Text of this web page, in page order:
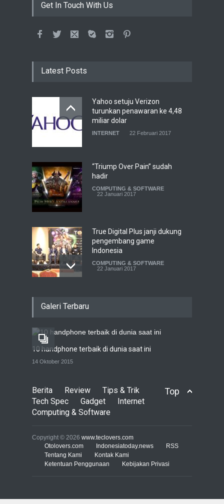
Get In Touch With Us
Latest Posts
Yahoo setuju Verizon
turunkan penawaran ke 4,48
miliar dolar
INTERNET 22 Februari 2017
“Triump Over Pain” sudah
hadir
COMPUTING & SOFTWARE
22 Januari 2017
True Digital Plus janji dukung
pengembang game
Indonesia
COMPUTING & SOFTWARE
22 Januari 2017
COMPUTING & SOFTWARE
22 Januari 2017
TECH SPEC 8 Januari 2017
serangan siber 2017 kian
gencar
COMPUTING & SOFTWARE
7 Januari 2017
Galeri Terbaru
10 handphone terbaik di dunia saat ini
14 Oktober 2015
Top
Berita Review
Tips & Trik
Tech Spec
Gadget
Internet
Computing & Software
Copyright © 2026 www.teclovers.com
Otolovers.com
Indonesiatoday.news
RSS
Tentang Kami
Kontak Kami
Ketentuan Penggunaan
Kebijakan Privasi